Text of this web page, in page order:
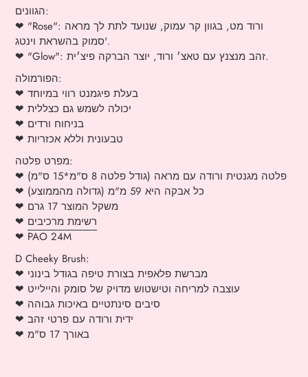
שלך
הגוונים:
❤ "Rose": ורוד מט, בגוון קר עמוק, שנועד לתת לך מראה
סמוק בהשראת וינטג'.
❤ "Glow": זהב מנצנץ עם טאצ׳ ורוד, יוצר הברקה פיצ׳ית.
הפורמולה:
❤ בעלת פיגמנט רווי במיוחד
❤ יכולה לשמש גם כצללית
❤ בניחוח ורדים
מפרט פלטה:
❤ פלטה מגנטית ורודה עם מראה (גודל פלטה 8 ס"מ*15 ס"מ)
❤ כל אבקה היא 59 מ"מ (גדולה מהממוצע)
❤ משקל המוצר 17 גרם
❤ רשימת מרכיבים
❤ PAO 24M
D Cheeky Brush:
❤ מברשת פלאפית בצורת טיפה בגודל בינוני
❤ עוצבה למריחה וטישטוש מדויק של סומק והיילייט
❤ סיבים סינתטיים באיכות גבוהה
❤ ידית ורודה עם פרטי זהב
❤ באורך 17 ס"מ